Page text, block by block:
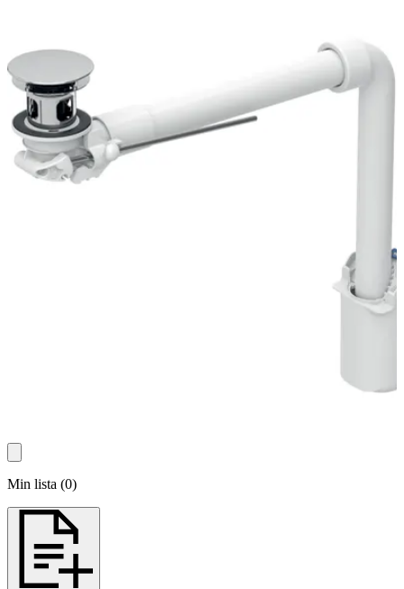
Min lista (0)